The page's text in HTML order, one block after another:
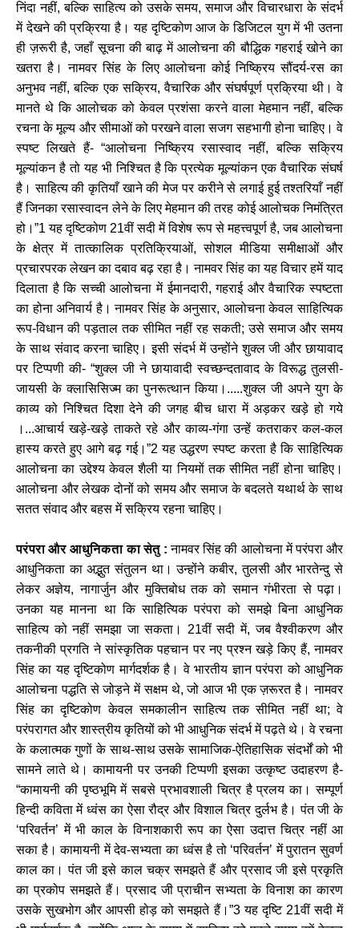
निंदा नहीं, बल्कि साहित्य को उसके समय, समाज और विचारधारा के संदर्भ
में देखने की प्रक्रिया है। यह दृष्टिकोण आज के डिजिटल युग में भी उतना
ही ज़रूरी है, जहाँ सूचना की बाढ़ में आलोचना की बौद्धिक गहराई खोने का
खतरा है। नामवर सिंह के लिए आलोचना कोई निष्क्रिय सौंदर्य-रस का
अनुभव नहीं, बल्कि एक सक्रिय, वैचारिक और संघर्षपूर्ण प्रक्रिया थी। वे
मानते थे कि आलोचक को केवल प्रशंसा करने वाला मेहमान नहीं, बल्कि
रचना के मूल्य और सीमाओं को परखने वाला सजग सहभागी होना चाहिए। वे
स्पष्ट लिखते हैं- “आलोचना निष्क्रिय रसास्वाद नहीं, बल्कि सक्रिय
मूल्यांकन है तो यह भी निश्चित है कि प्रत्येक मूल्यांकन एक वैचारिक संघर्ष
है। साहित्य की कृतियाँ खाने की मेज पर करीने से लगाई हुई तश्तरियाँ नहीं
हैं जिनका रसास्वादन लेने के लिए मेहमान की तरह कोई आलोचक निमंत्रित
हो।”1 यह दृष्टिकोण 21वीं सदी में विशेष रूप से महत्त्वपूर्ण है, जब आलोचना
के क्षेत्र में तात्कालिक प्रतिक्रियाओं, सोशल मीडिया समीक्षाओं और
प्रचारपरक लेखन का दबाव बढ़ रहा है। नामवर सिंह का यह विचार हमें याद
दिलाता है कि सच्ची आलोचना में ईमानदारी, गहराई और वैचारिक स्पष्टता
का होना अनिवार्य है। नामवर सिंह के अनुसार, आलोचना केवल साहित्यिक
रूप-विधान की पड़ताल तक सीमित नहीं रह सकती; उसे समाज और समय
के साथ संवाद करना चाहिए। इसी संदर्भ में उन्होंने शुक्ल जी और छायावाद
पर टिप्पणी की- “शुक्ल जी ने छायावादी स्वच्छन्दतावाद के विरूद्ध तुलसी-
जायसी के क्लासिसिज्म का पुनरूत्थान किया।.....शुक्ल जी अपने युग के
काव्य को निश्चित दिशा देने की जगह बीच धारा में अड़कर खड़े हो गये
।...आचार्य खड़े-खड़े ताकते रहे और काव्य-गंगा उन्हें कतराकर कल-कल
हास्य करते हुए आगे बढ़ गई।”2 यह उद्धरण स्पष्ट करता है कि साहित्यिक
आलोचना का उद्देश्य केवल शैली या नियमों तक सीमित नहीं होना चाहिए।
आलोचना और लेखक दोनों को समय और समाज के बदलते यथार्थ के साथ
सतत संवाद और बहस में सक्रिय रहना चाहिए।
परंपरा और आधुनिकता का सेतु :नामवर सिंह की आलोचना में परंपरा और
आधुनिकता का अद्भुत संतुलन था। उन्होंने कबीर, तुलसी और भारतेन्दु से
लेकर अज्ञेय, नागार्जुन और मुक्तिबोध तक को समान गंभीरता से पढ़ा।
उनका यह मानना था कि साहित्यिक परंपरा को समझे बिना आधुनिक
साहित्य को नहीं समझा जा सकता। 21वीं सदी में, जब वैश्वीकरण और
तकनीकी प्रगति ने सांस्कृतिक पहचान पर नए प्रश्न खड़े किए हैं, नामवर
सिंह का यह दृष्टिकोण मार्गदर्शक है। वे भारतीय ज्ञान परंपरा को आधुनिक
आलोचना पद्धति से जोड़ने में सक्षम थे, जो आज भी एक ज़रूरत है। नामवर
सिंह का दृष्टिकोण केवल समकालीन साहित्य तक सीमित नहीं था; वे
परंपरागत और शास्त्रीय कृतियों को भी आधुनिक संदर्भ में पढ़ते थे। वे रचना
के कलात्मक गुणों के साथ-साथ उसके सामाजिक-ऐतिहासिक संदर्भों को भी
सामने लाते थे। कामायनी पर उनकी टिप्पणी इसका उत्कृष्ट उदाहरण है-
“कामायनी की पृष्ठभूमि में सबसे प्रभावशाली चित्र है प्रलय का। सम्पूर्ण
हिन्दी कविता में ध्वंस का ऐसा रौद्र और विशाल चित्र दुर्लभ है। पंत जी के
‘परिवर्तन’ में भी काल के विनाशकारी रूप का ऐसा उदात्त चित्र नहीं आ
सका है। कामायनी में देव-सभ्यता का ध्वंस है तो ‘परिवर्तन’ में पुरातन सुवर्ण
काल का। पंत जी इसे काल चक्र समझते हैं और प्रसाद जी इसे प्रकृति
का प्रकोप समझते हैं। प्रसाद जी प्राचीन सभ्यता के विनाश का कारण
उसके सुखभोग और आपसी होड़ को समझते हैं।”3 यह दृष्टि 21वीं सदी में